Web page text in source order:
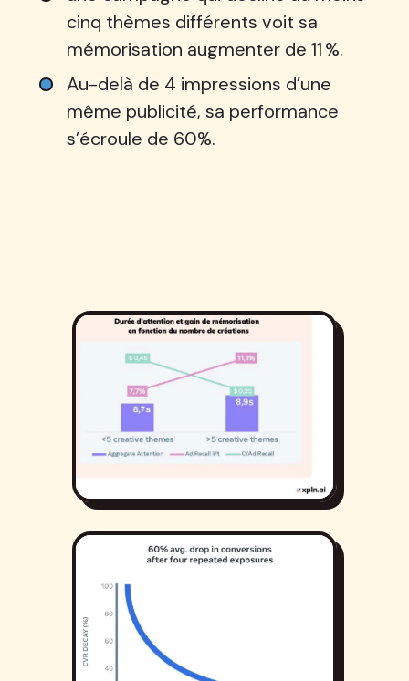
cinq thèmes différents voit sa
mémorisation augmenter de 11 %.
Au-delà de 4 impressions d’une
même publicité, sa performance
s’écroule de 60%.